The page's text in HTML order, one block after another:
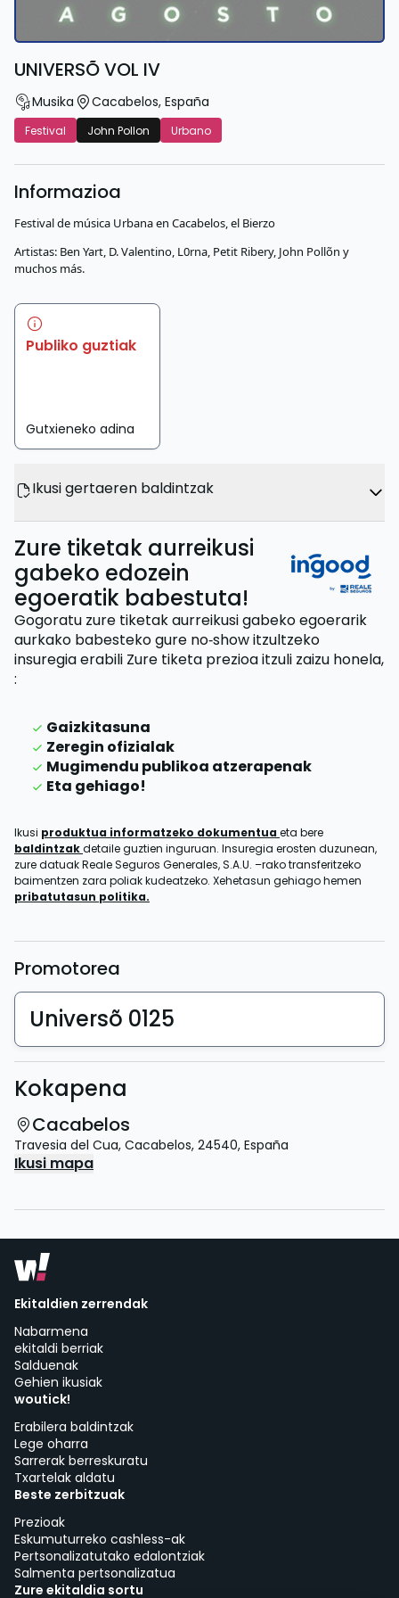
UNIVERSÕ VOL IV
Musika Cacabelos, España
Festival John Pollon Urbano
Informazioa
Festival de música Urbana en Cacabelos, el Bierzo
Artistas: Ben Yart, D. Valentino, L0rna, Petit Ribery, John Pollõn y
muchos más.
Publiko guztiak
Gutxieneko adina
Ikusi gertaeren baldintzak
Zure tiketak aurreikusi
gabeko edozein
egoeratik babestuta!
Gogoratu zure tiketak aurreikusi gabeko egoerarik
aurkako babesteko gure no‑show itzultzeko
insuregia erabili Zure tiketa prezioa itzuli zaizu honela,
:
Gaizkitasuna
Zeregin ofizialak
Mugimendu publikoa atzerapenak
Eta gehiago!
Ikusi produktua informatzeko dokumentua eta bere
baldintzakdetaile guztien inguruan. Insuregia erosten duzunean,
zure datuak Reale Seguros Generales, S.A.U. –rako transferitzeko
baimentzen zara poliak kudeatzeko. Xehetasun gehiago hemen
pribatutasun politika.
Promotorea
Universõ 0125
Kokapena
Cacabelos
Travesia del Cua, Cacabelos, 24540, España
Ikusi mapa
Ekitaldien zerrendak
Nabarmena
ekitaldi berriak
Salduenak
Gehien ikusiak
woutick!
Erabilera baldintzak
Lege oharra
Sarrerak berreskuratu
Txartelak aldatu
Beste zerbitzuak
Prezioak
Eskumuturreko cashless-ak
Pertsonalizatutako edalontziak
Salmenta pertsonalizatua
Zure ekitaldia sortu